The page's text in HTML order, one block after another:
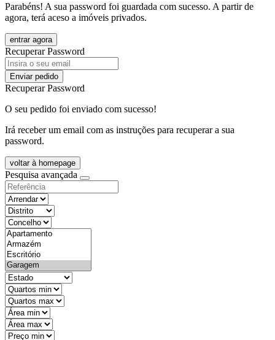
Parabéns! A sua password foi guardada com sucesso. A partir de
agora, terá aceso a imóveis privados.
entrar agora
Recuperar Password
Enviar pedido
Recuperar Password
O seu pedido foi enviado com sucesso!
Irá receber um email com as instruções para recuperar a sua
password.
voltar à homepage
Pesquisa avançada
objective
districtId
countyId
types
state
mintypo
maxtypo
minarea
maxarea
minprice